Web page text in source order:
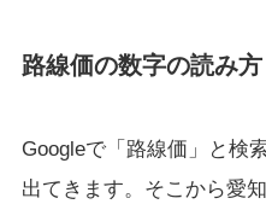
路線価の数字の読み方
Googleで「路線価」と検
出てきます。そこから愛